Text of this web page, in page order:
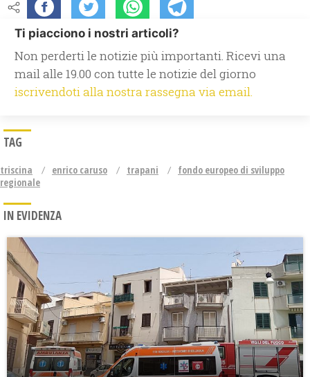
Ti piacciono i nostri articoli?
Non perderti le notizie più importanti. Ricevi una
mail alle 19.00 con tutte le notizie del giorno
iscrivendoti alla nostra rassegna via email.
TAG
triscina enrico caruso trapani
fondo europeo di sviluppo
regionale
IN EVIDENZA